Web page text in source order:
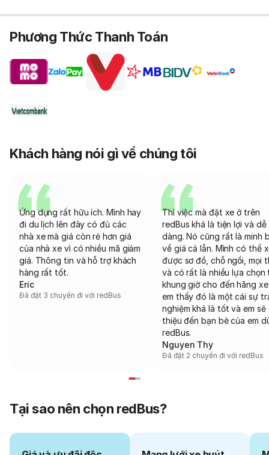
Phương Thức Thanh Toán
Khách hàng nói gì về chúng tôi
Ứng dụng rất hữu ích. Mình hay
đi du lịch lên đây có đủ các
nhà xe mà giá còn rẻ hơn giá
của nhà xe vì có nhiều mã giảm
giá. Thông tin và hỗ trợ khách
hàng rất tốt.
Eric
Đã đặt 3 chuyến đi với redBus
Thì việc mà đặt xe ở trên
redBus khá là tiện lợi và dễ
dàng. Nó cũng rất là minh
về giá cả lẫn. Mình có thể
được sơ đồ, chỗ ngồi, mọi
và có rất là nhiều lựa chọn
khung giờ cho đến hãng
em thấy đó là một cái sự
nghiệm khá là tốt và em sẽ
thiệu đến bạn bè của em
redBus.
Nguyen Thy
Đã đặt 2 chuyến đi với redBus
Tại sao nên chọn redBus?